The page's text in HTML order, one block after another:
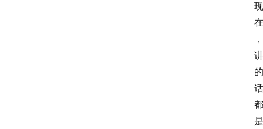
现
在
，
讲
的
话
都
是